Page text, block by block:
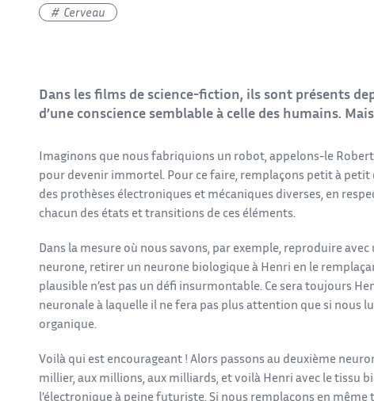
Cerveau
Dans les films de science-fiction, ils sont présents
d’une conscience semblable à celle des humains.
Imaginons que nous fabriquions un robot, appelons-le
pour devenir immortel. Pour ce faire, remplaçons petit à petit
des prothèses électroniques et mécaniques diverses, en
chacun des états et transitions de ces éléments.
Dans la mesure où nous savons, par exemple, reproduire
neurone, retirer un neurone biologique à Henri en le
plausible n’est pas un défi insurmontable. Ce sera toujours
neuronale à laquelle il ne fera pas plus attention que si nous
organique.
Voilà qui est encourageant ! Alors passons au deuxième
millier, aux millions, aux milliards, et voilà Henri avec le tissu
l’électronique à peine futuriste. Si nous remplaçons en